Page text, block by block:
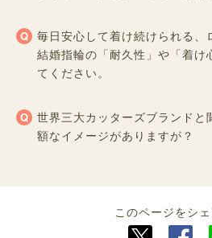
毎日安心して着け続けられる、
結婚指輪の「耐久性」や「着け
てください。
世界三大カッターズブランドと
額なイメージがありますが？
このページをシ